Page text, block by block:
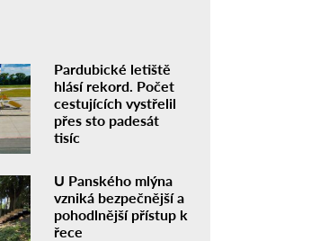
Pardubické letiště
hlásí rekord. Počet
cestujících vystřelil
přes sto padesát
tisíc
U Panského mlýna
vzniká bezpečnější a
pohodlnější přístup k
řece